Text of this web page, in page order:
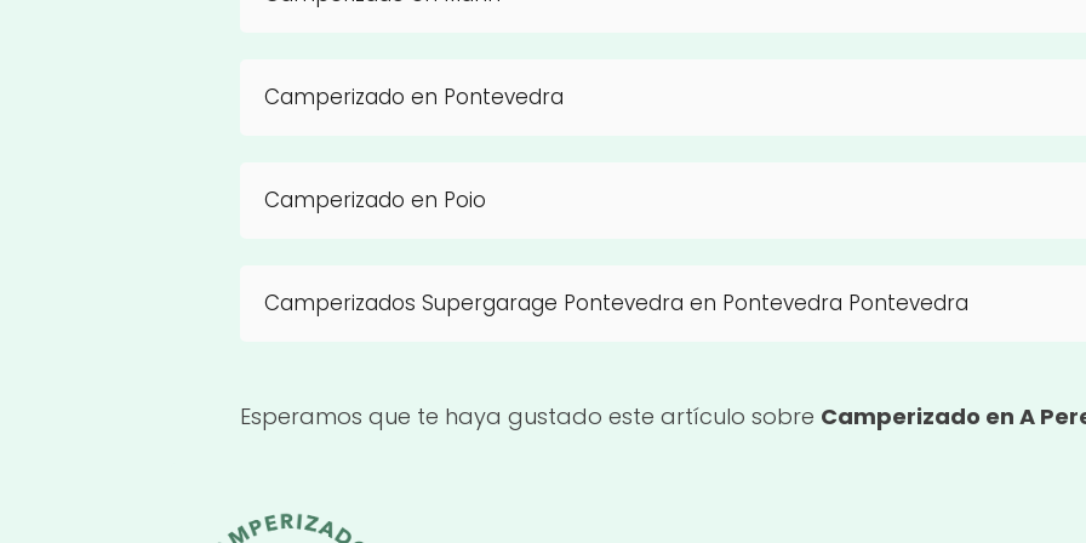
Camperizado en Pontevedra
Camperizado en Poio
Camperizados Supergarage Pontevedra en Pontevedra Pontevedra
Esperamos que te haya gustado este artículo sobre Camperizado en A